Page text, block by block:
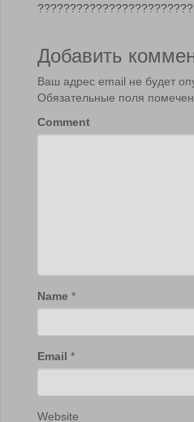
Добавить
Ваш адрес email не будет
Обязательные поля
Comment
Name *
Email *
Website